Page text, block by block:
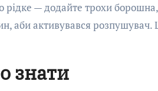
рідке — додайте трохи борошна,
аби активувався розпушувач.
знати